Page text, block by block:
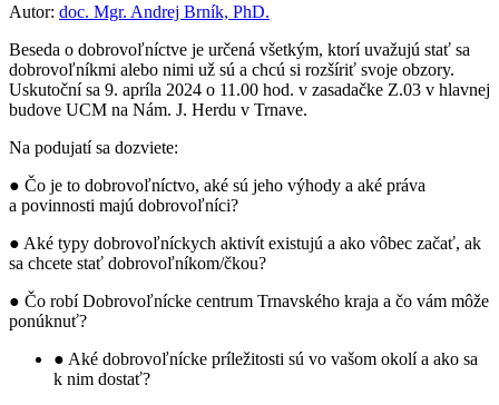
Autor: doc. Mgr. Andrej Brník, PhD.
Beseda o dobrovoľníctve je určená všetkým, ktorí uvažujú stať sa
dobrovoľníkmi alebo nimi už sú a chcú si rozšíriť svoje obzory.
Uskutoční sa 9. apríla 2024 o 11.00 hod. v zasadačke Z.03 v hlavnej
budove UCM na Nám. J. Herdu v Trnave.
Na podujatí sa dozviete:
● Čo je to dobrovoľníctvo, aké sú jeho výhody a aké práva
a povinnosti majú dobrovoľníci?
● Aké typy dobrovoľníckych aktivít existujú a ako vôbec začať, ak
sa chcete stať dobrovoľníkom/čkou?
● Čo robí Dobrovoľnícke centrum Trnavského kraja a čo vám môže
ponúknuť?
● Aké dobrovoľnícke príležitosti sú vo vašom okolí a ako sa
k nim dostať?